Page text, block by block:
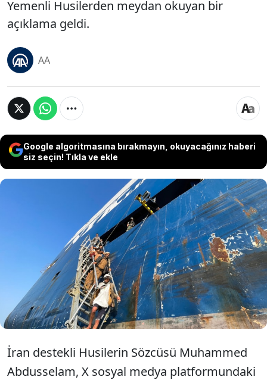
Yemenli Husilerden meydan okuyan bir
açıklama geldi.
AA
Google algoritmasına bırakmayın, okuyacağınız haberi
siz seçin! Tıkla ve ekle
İsrail ile Hamas arasındaki çatışmalar devam
ederken Kızıldeniz'de de gerginlik artıyor. ABD,
bölgedeki taşımacılığın güvenliği için
oluşturduğu ittifak oluştururken İran destekli
Yemenli Husilerden meydan okuyan bir
açıklama geldi.
İran destekli Husilerin Sözcüsü Muhammed
Abdusselam, X sosyal medya platformundaki